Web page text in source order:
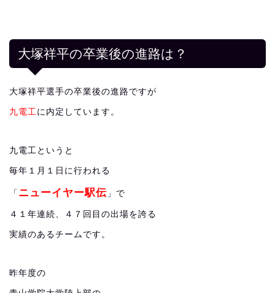
大塚祥平の卒業後の進路は？
大塚祥平選手の卒業後の進路ですが
九電工に内定しています。
九電工というと
毎年１月１日に行われる
「 ニューイヤー駅伝 」で
４１年連続、４７回目の出場を誇る
実績のあるチームです。
昨年度の